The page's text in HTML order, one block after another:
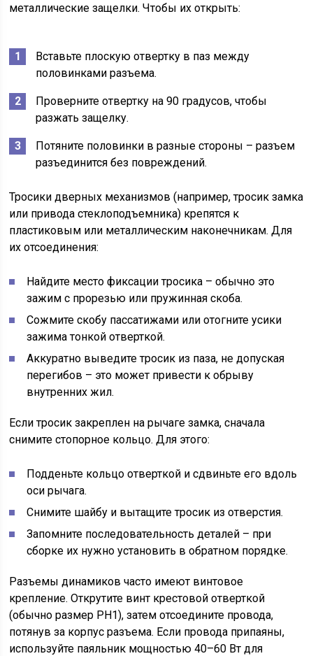
металлические защелки. Чтобы их открыть:
Вставьте плоскую отвертку в паз между
половинками разъема.
Проверните отвертку на 90 градусов, чтобы
разжать защелку.
Потяните половинки в разные стороны – разъем
разъединится без повреждений.
Тросики дверных механизмов (например, тросик замка
или привода стеклоподъемника) крепятся к
пластиковым или металлическим наконечникам. Для
их отсоединения:
Найдите место фиксации тросика – обычно это
зажим с прорезью или пружинная скоба.
Сожмите скобу пассатижами или отогните усики
зажима тонкой отверткой.
Аккуратно выведите тросик из паза, не допуская
перегибов – это может привести к обрыву
внутренних жил.
Если тросик закреплен на рычаге замка, сначала
снимите стопорное кольцо. Для этого:
Подденьте кольцо отверткой и сдвиньте его вдоль
оси рычага.
Снимите шайбу и вытащите тросик из отверстия.
Запомните последовательность деталей – при
сборке их нужно установить в обратном порядке.
Разъемы динамиков часто имеют винтовое
крепление. Открутите винт крестовой отверткой
(обычно размер PH1), затем отсоедините провода,
потянув за корпус разъема. Если провода припаяны,
используйте паяльник мощностью 40–60 Вт для